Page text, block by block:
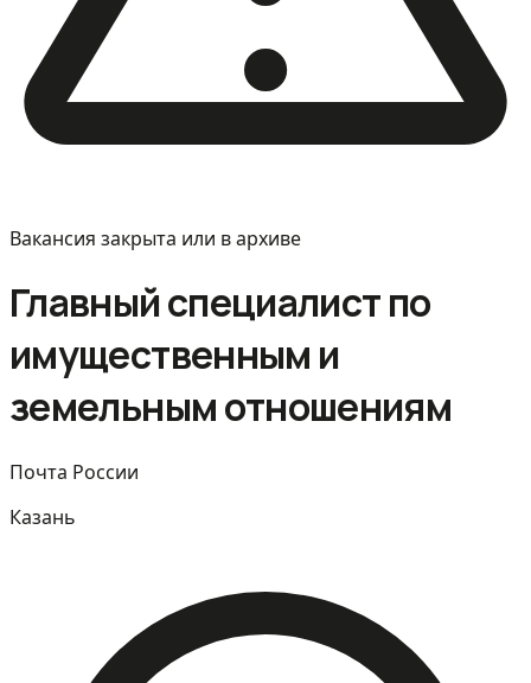
Вакансия закрыта или в архиве
Главный специалист по
имущественным и
земельным отношениям
Почта России
Казань